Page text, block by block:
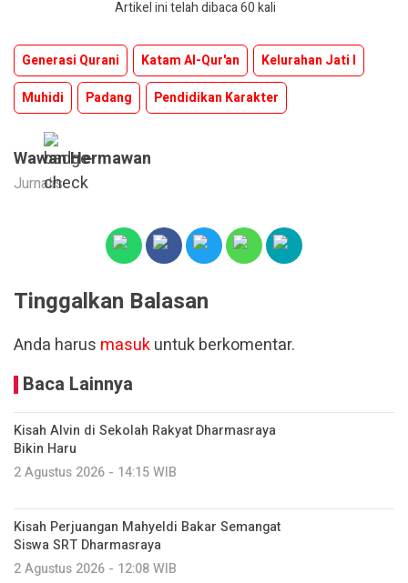
Artikel ini telah dibaca 60 kali
Generasi Qurani Katam Al-Qur'an
Kelurahan Jati I
Muhidi
Padang Pendidikan Karakter
Wawan Hermawan
Jurnalis
Tinggalkan Balasan
Anda harus masukuntuk berkomentar.
Baca Lainnya
Kisah Alvin di Sekolah Rakyat Dharmasraya
Bikin Haru
2 Agustus 2026 - 14:15 WIB
Kisah Perjuangan Mahyeldi Bakar Semangat
Siswa SRT Dharmasraya
2 Agustus 2026 - 12:08 WIB